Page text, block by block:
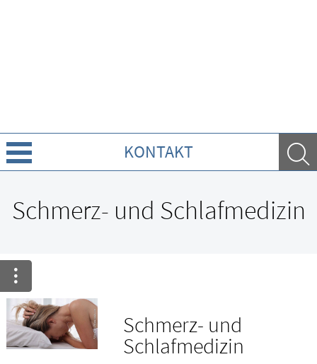
KONTAKT
Ratgeber
Krankheiten & Therapie
HOMÖOPATHIE
Schmerz- und Schlafmedizin
Schmerz- und
Schlafmedizin